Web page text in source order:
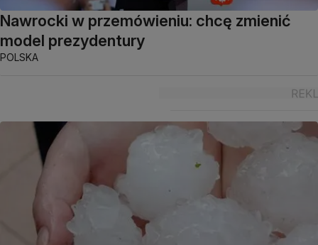
Nawrocki w przemówieniu: chcę zmienić
model prezydentury
POLSKA